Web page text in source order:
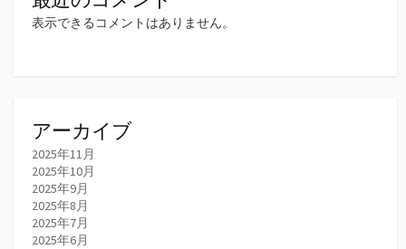
表示できるコメントはありません。
アーカイブ
2025年11月
2025年10月
2025年9月
2025年8月
2025年7月
2025年6月